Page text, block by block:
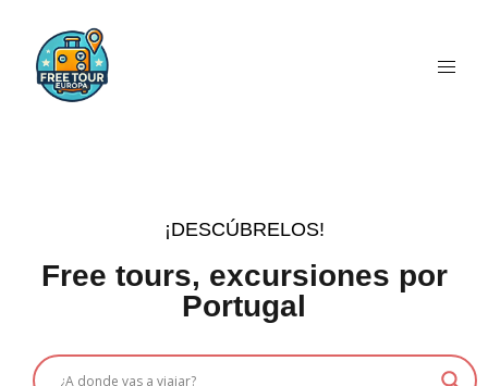
¡DESCÚBRELOS!
Free tours, excursiones por
Portugal